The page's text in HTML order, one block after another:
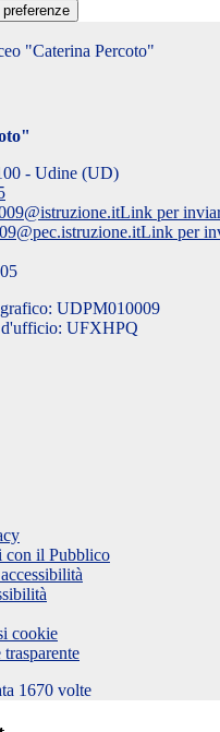
"Caterina Percoto"
- Udine (UD)
Link per
Link per
UDPM010009
UFXHPQ
il Pubblico
cookie
1670 volte